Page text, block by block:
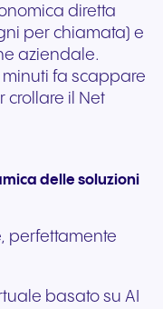
diretta
per chiamata) e
aziendale.
minuti fa scappare
crollare il Net
delle soluzioni
perfettamente
basato su AI